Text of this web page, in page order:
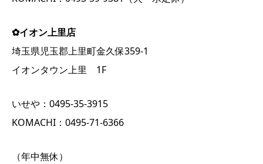
✿イオン上里店
埼玉県児玉郡上里町金久保359-1
イオンタウン上里 1F
いせや：0495-35-3915
KOMACHI：0495-71-6366
（年中無休）